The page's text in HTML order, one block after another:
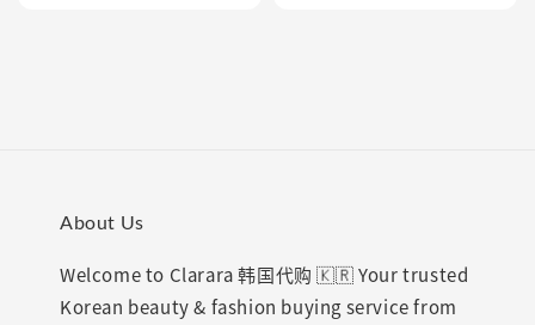
About Us
Welcome to Clarara 韩国代购 🇰🇷 Your trusted
Korean beauty & fashion buying service from